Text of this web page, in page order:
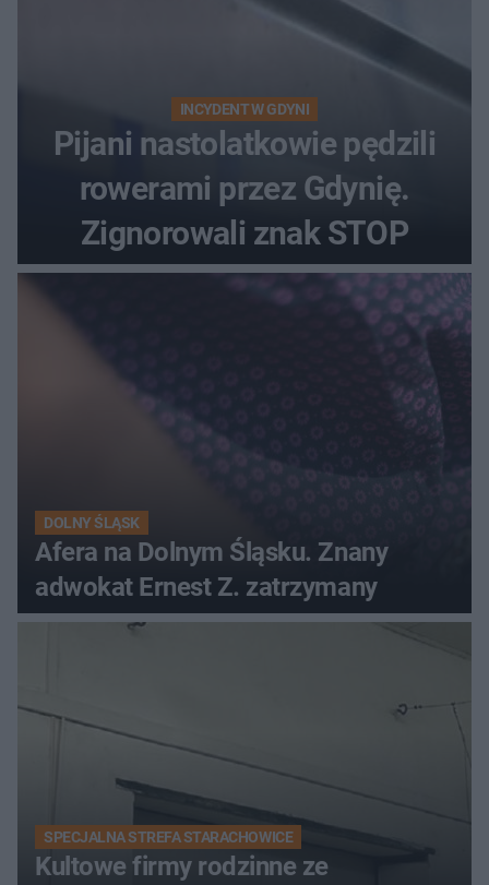
INCYDENT W GDYNI
Pijani nastolatkowie pędzili
rowerami przez Gdynię.
Zignorowali znak STOP
DOLNY ŚLĄSK
Afera na Dolnym Śląsku. Znany
adwokat Ernest Z. zatrzymany
SPECJALNA STREFA STARACHOWICE
Kultowe firmy rodzinne ze